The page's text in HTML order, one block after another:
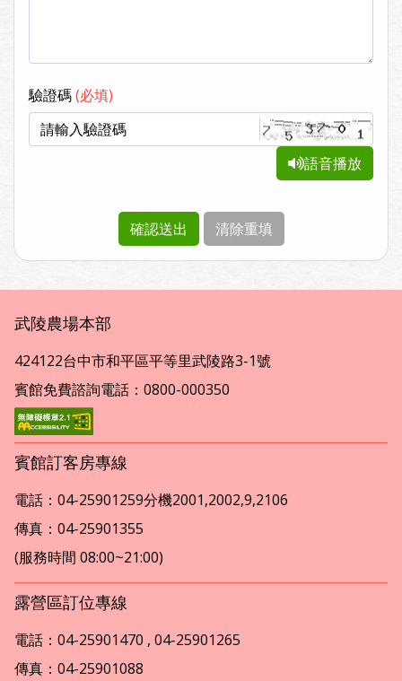
驗證碼(必填)
語音播放
確認送出 清除重填
武陵農場本部
424122台中市和平區平等里武陵路3-1號
賓館免費諮詢電話：0800-000350
賓館訂客房專線
電話：04-25901259分機2001,2002,9,2106
傳真：04-25901355
(服務時間 08:00~21:00)
露營區訂位專線
電話：04-25901470 , 04-25901265
傳真：04-25901088